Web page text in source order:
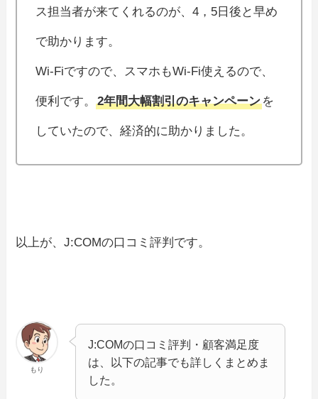
ス担当者が来てくれるのが、4，5日後と早め
で助かります。
Wi-Fiですので、スマホもWi-Fi使えるので、
便利です。 2年間大幅割引のキャンペーンを
していたので、経済的に助かりました。
以上が、J:COMの口コミ評判です。
もり
J:COMの口コミ評判・顧客満足度
は、以下の記事でも詳しくまとめま
した。